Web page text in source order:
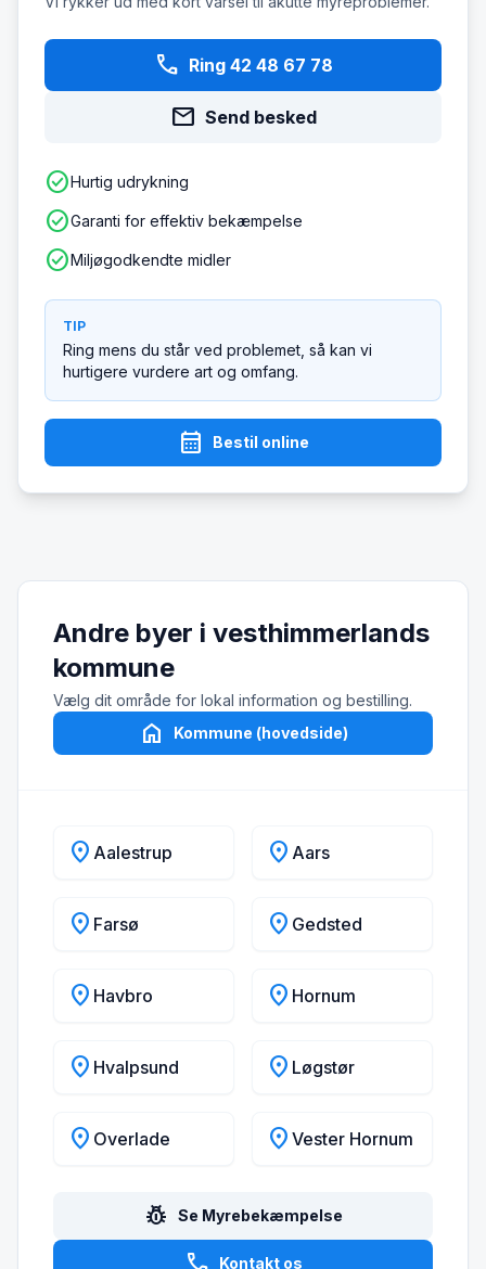
phone Ring 42 48 67 78
mail Send besked
check_circleHurtig udrykning
check_circleGaranti for effektiv bekæmpelse
check_circleMiljøgodkendte midler
TIP
Ring mens du står ved problemet, så kan vi
hurtigere vurdere art og omfang.
calendar_month Bestil online
Andre byer i vesthimmerlands
kommune
Vælg dit område for lokal information og bestilling.
home Kommune (hovedside)
location_on Aalestrup location_on Aars
location_on Farsø location_on Gedsted
location_on Havbro location_on Hornum
location_on Hvalpsund location_on Løgstør
location_on Overlade location_on Vester Hornum
pest_control Se Myrebekæmpelse
Kontakt os